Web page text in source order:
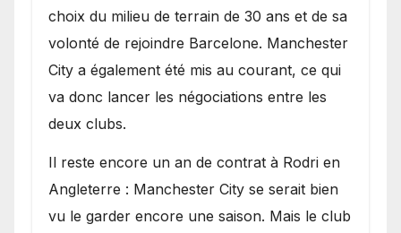
choix du milieu de terrain de 30 ans et de sa
volonté de rejoindre Barcelone. Manchester
City a également été mis au courant, ce qui
va donc lancer les négociations entre les
deux clubs.
​Il reste encore un an de contrat à Rodri en
Angleterre : Manchester City se serait bien
vu le garder encore une saison. Mais le club